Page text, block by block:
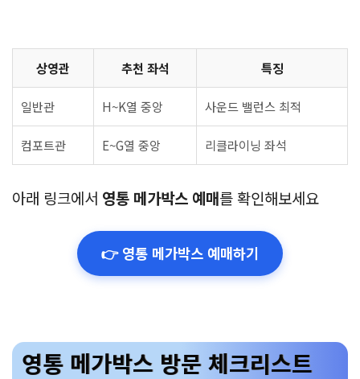
상영관 추천 좌석 특징
일반관 H~K열 중앙 사운드 밸런스 최적
컴포트관 E~G열 중앙 리클라이닝 좌석
아래 링크에서 영통 메가박스 예매를 확인해보세요
👉 영통 메가박스 예매하기
영통 메가박스 방문 체크리스트